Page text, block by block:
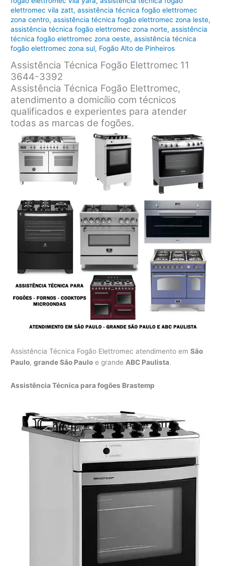
elettromec vila zatt,assistência técnica fogão elettromec
zona centro,assistência técnica fogão elettromec zona leste,
assistência técnica fogão elettromec zona norte,assistência
técnica fogão elettromec zona oeste,assistência técnica
fogão elettromec zona sul, Fogão Alto de Pinheiros
Assistência Técnica Fogão Elettromec 11
3644-3392
Assistência Técnica Fogão Elettromec,
atendimento a domicílio com técnicos
qualificados e experientes para atender
todas as marcas de fogões.
Assistência Técnica Fogão Elettromec atendimento emSão
Paulo,grande São Paulo e grandeABC Paulista.
Assistência Técnica para fogões Brastemp